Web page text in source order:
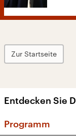
Zur Startseite
Entdecken Sie
Programm